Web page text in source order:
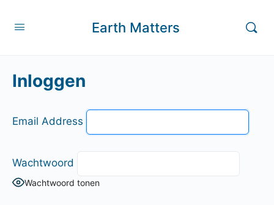
Earth Matters
Inloggen
Email Address
Wachtwoord
Wachtwoord tonen